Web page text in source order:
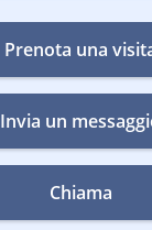
Prenota una
Invia un
Chiama